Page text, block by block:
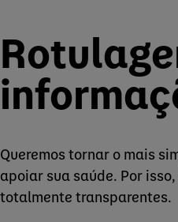
Queremos tornar o mais
apoiar sua saúde. Por
totalmente transparentes.